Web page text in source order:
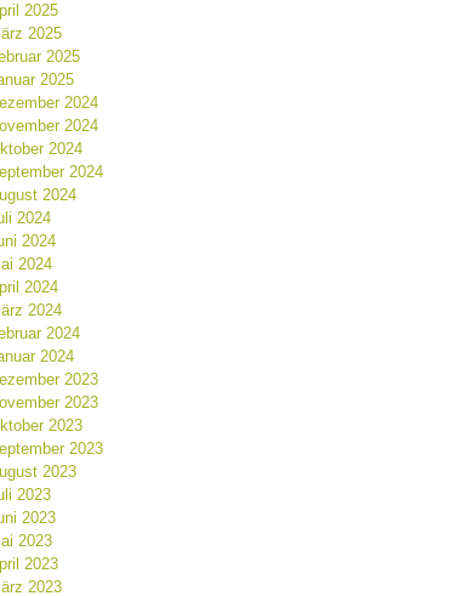
2025
2025
2025
2025
2024
2024
2024
2024
2024
2024
2024
2024
2024
2024
2024
2024
2023
2023
2023
2023
2023
2023
2023
2023
2023
2023